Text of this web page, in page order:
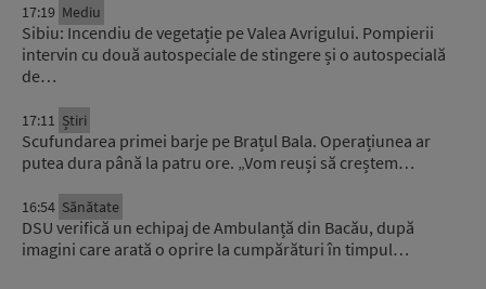
17:19 Mediu
Sibiu: Incendiu de vegetație pe Valea Avrigului. Pompierii
intervin cu două autospeciale de stingere și o autospecială
de…
17:11 Știri
Scufundarea primei barje pe Brațul Bala. Operațiunea ar
putea dura până la patru ore. „Vom reuși să creștem…
16:54 Sănătate
DSU verifică un echipaj de Ambulanță din Bacău, după
imagini care arată o oprire la cumpărături în timpul…